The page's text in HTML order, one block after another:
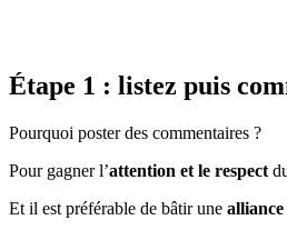
Étape 1 : listez puis
Pourquoi poster des commentaires ?
Pour gagner l’attention et le respect
Et il est préférable de bâtir une alliance